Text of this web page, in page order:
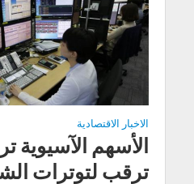
الاخبار الاقتصادية
الأسهم الآسيوية
ترقب لتوترات